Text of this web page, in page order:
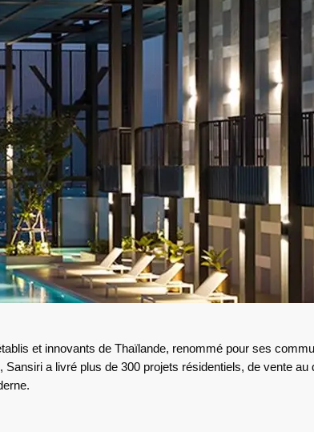
et innovants de Thaïlande, renommé pour ses
a livré plus de 300 projets résidentiels, de vente